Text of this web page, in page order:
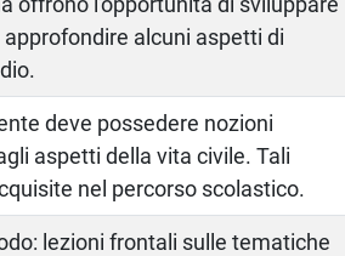
alcuni aspetti di
deve possedere nozioni
aspetti della vita civile. Tali
nel percorso scolastico.
lezioni frontali sulle tematiche